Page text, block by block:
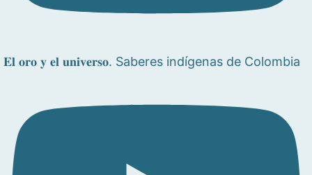
𝐄𝐥 𝐨𝐫𝐨 𝐲 𝐞𝐥 𝐮𝐧𝐢𝐯𝐞𝐫𝐬𝐨. Saberes indígenas de Colombia